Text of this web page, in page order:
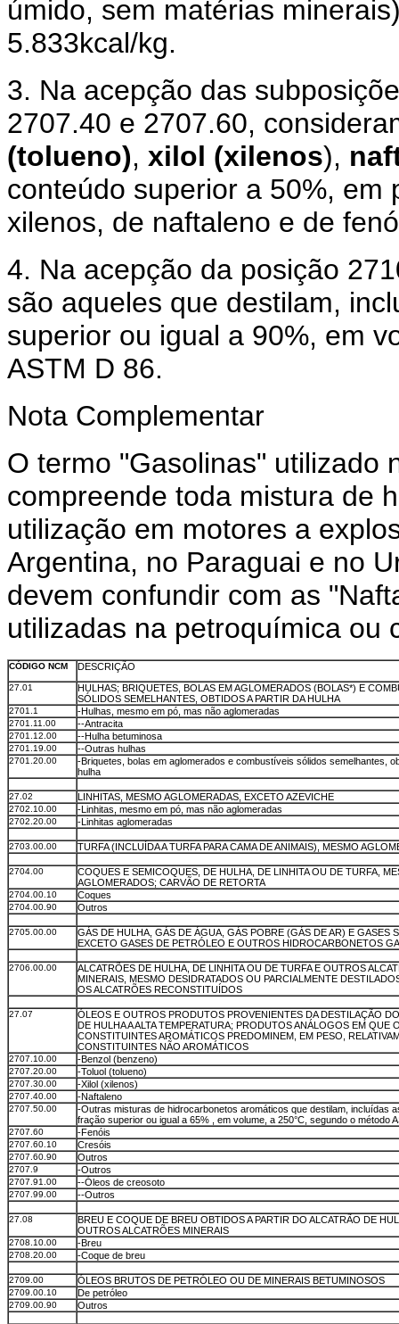
úmido, sem matérias
5.833kcal/kg.
3. Na acepção das
2707.40 e 2707.60,
(tolueno), xilol (xilenos),
conteúdo superior a 50%, em
xilenos, de naftaleno e de
4. Na acepção da posição
são aqueles que destilam,
superior ou igual a 90%, em
ASTM D 86.
Nota Complementar
O termo "Gasolinas" utilizado
compreende toda mistura de
utilização em motores a
Argentina, no Paraguai e no
devem confundir com as
utilizadas na petroquímica ou
CÓDIGO NCM DESCRIÇÃO
27.01
HULHAS; BRIQUETES, BOLAS EM AGLOMERADOS (BOLAS*) E
SÓLIDOS SEMELHANTES, OBTIDOS A PARTIR DA HULHA
2701.1 -Hulhas, mesmo em pó, mas não aglomeradas
2701.11.00 --Antracita
2701.12.00 --Hulha betuminosa
2701.19.00 --Outras hulhas
2701.20.00
-Briquetes, bolas em aglomerados e combustíveis sólidos semelhantes,
hulha
27.02 LINHITAS, MESMO AGLOMERADAS, EXCETO AZEVICHE
2702.10.00 -Linhitas, mesmo em pó, mas não aglomeradas
2702.20.00 -Linhitas aglomeradas
2703.00.00 TURFA (INCLUÍDA A TURFA PARA CAMA DE ANIMAIS), MESMO
2704.00
COQUES E SEMICOQUES, DE HULHA, DE LINHITA OU DE TURFA,
AGLOMERADOS; CARVÃO DE RETORTA
2704.00.10 Coques
2704.00.90 Outros
2705.00.00
GÁS DE HULHA, GÁS DE ÁGUA, GÁS POBRE (GÁS DE AR) E GASES
EXCETO GASES DE PETRÓLEO E OUTROS HIDROCARBONETOS
2706.00.00
ALCATRÕES DE HULHA, DE LINHITA OU DE TURFA E OUTROS
MINERAIS, MESMO DESIDRATADOS OU PARCIALMENTE
OS ALCATRÕES RECONSTITUÍDOS
27.07
ÓLEOS E OUTROS PRODUTOS PROVENIENTES DA DESTILAÇÃO
DE HULHA A ALTA TEMPERATURA; PRODUTOS ANÁLOGOS EM QUE
CONSTITUINTES AROMÁTICOS PREDOMINEM, EM PESO,
CONSTITUINTES NÃO AROMÁTICOS
2707.10.00 -Benzol (benzeno)
2707.20.00 -Toluol (tolueno)
2707.30.00 -Xilol (xilenos)
2707.40.00 -Naftaleno
2707.50.00
-Outras misturas de hidrocarbonetos aromáticos que destilam, incluídas
fração superior ou igual a 65% , em volume, a 250°C, segundo o método
2707.60 -Fenóis
2707.60.10 Cresóis
2707.60.90 Outros
2707.9 -Outros
2707.91.00 --Óleos de creosoto
2707.99.00 --Outros
27.08
BREU E COQUE DE BREU OBTIDOS A PARTIR DO ALCATRÃO DE
OUTROS ALCATRÕES MINERAIS
2708.10.00 -Breu
2708.20.00 -Coque de breu
2709.00 ÓLEOS BRUTOS DE PETRÓLEO OU DE MINERAIS BETUMINOSOS
2709.00.10 De petróleo
2709.00.90 Outros